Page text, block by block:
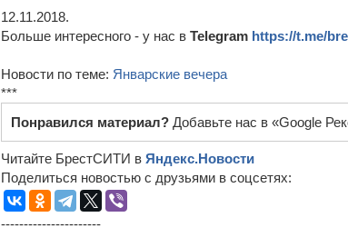
12.11.2018.
Больше интересного - у нас в Telegram https://t.me/
Новости по теме: Январские вечера
***
Понравился материал? Добавьте нас в «Google
Читайте БрестСИТИ в Яндекс.Новости
Поделиться новостью с друзьями в соцсетях:
----------------------